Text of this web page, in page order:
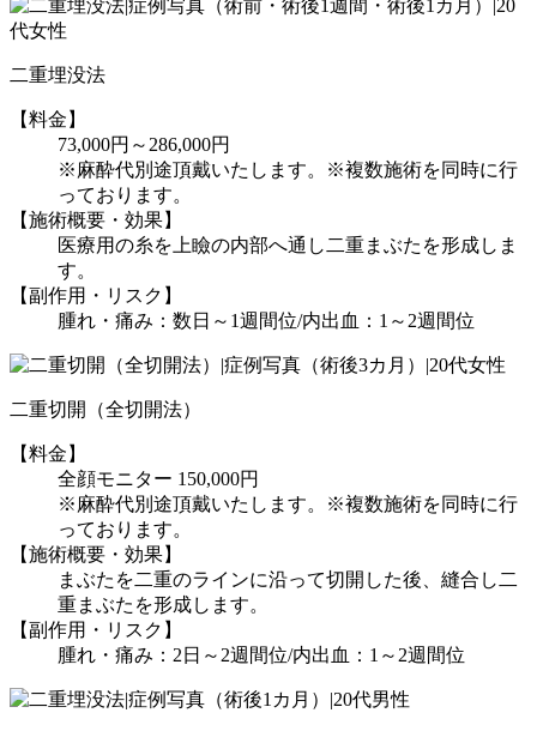
二重埋没法
【料金】
73,000円～286,000円
※麻酔代別途頂戴いたします。※複数施術を同時に行
っております。
【施術概要・効果】
医療用の糸を上瞼の内部へ通し二重まぶたを形成しま
す。
【副作用・リスク】
腫れ・痛み：数日～1週間位/内出血：1～2週間位
二重切開（全切開法）
【料金】
全顔モニター 150,000円
※麻酔代別途頂戴いたします。※複数施術を同時に行
っております。
【施術概要・効果】
まぶたを二重のラインに沿って切開した後、縫合し二
重まぶたを形成します。
【副作用・リスク】
腫れ・痛み：2日～2週間位/内出血：1～2週間位